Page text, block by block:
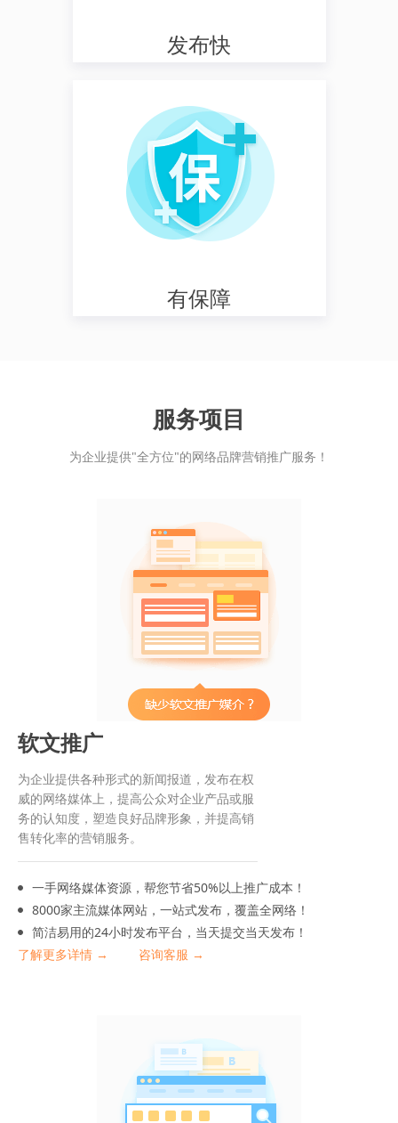
发布快
有保障
服务项目
为企业提供"全方位"的网络品牌营销推广服务！
软文推广
为企业提供各种形式的新闻报道，发布在权
威的网络媒体上，提高公众对企业产品或服
务的认知度，塑造良好品牌形象，并提高销
售转化率的营销服务。
一手网络媒体资源，帮您节省50%以上推广成本！
8000家主流媒体网站，一站式发布，覆盖全网络！
简洁易用的24小时发布平台，当天提交当天发布！
了解更多详情 →
咨询客服 →